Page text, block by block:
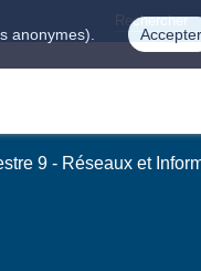
anonymes). Accepter
9 - Réseaux et